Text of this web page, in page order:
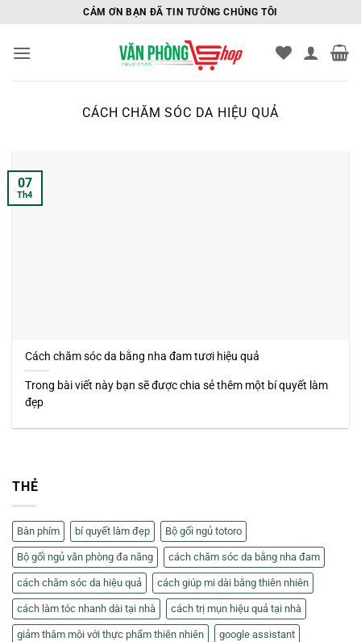
nội
CẢM ƠN BẠN ĐÃ TIN TƯỞNG CHÚNG TÔI
CÁCH CHĂM SÓC DA HIỆU QUẢ
Cách chăm sóc da bằng nha đam tươi hiệu quả
Trong bài viết này bạn sẽ được chia sẻ thêm một bí quyết làm
đẹp
07
Th4
THẺ
Bàn phím bí quyết làm đẹp Bộ gối ngủ totoro
Bộ gối ngủ văn phòng đa năng cách chăm sóc da bằng nha đam
cách chăm sóc da hiệu quả cách giúp mi dài bằng thiên nhiên
cách làm tóc nhanh dài tại nhà cách trị mụn hiệu quả tại nhà
giảm thâm môi với thực phẩm thiên nhiên google assistant